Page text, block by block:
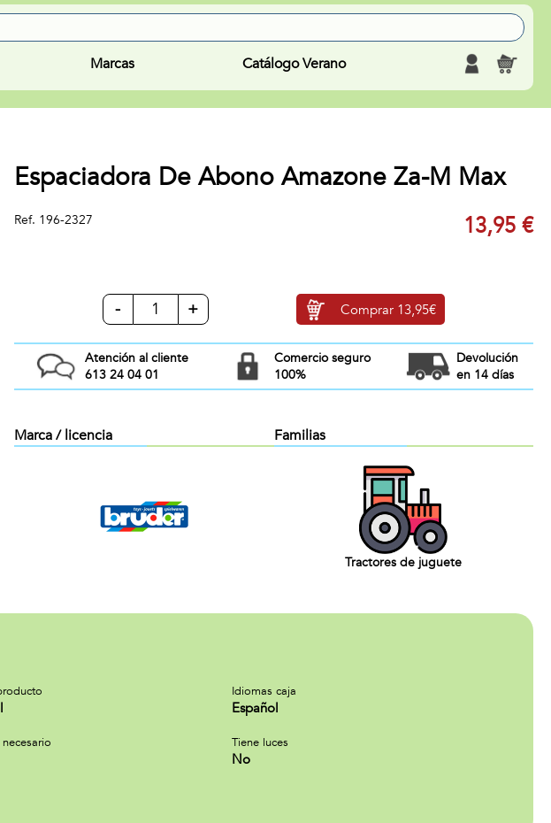
Marcas Catálogo Verano
Espaciadora De Abono Amazone Za-M Max
Ref. 196-2327 13,95 €
- + Comprar 13,95€
Atención al cliente
613 24 04 01
Comercio seguro
100%
Devolución
en 14 días
Marca / licencia Familias
Tractores de juguete
Idiomas caja
Español
Tiene luces
No